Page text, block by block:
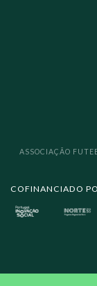
ASSOCIAÇÃO
COFINANCIADO